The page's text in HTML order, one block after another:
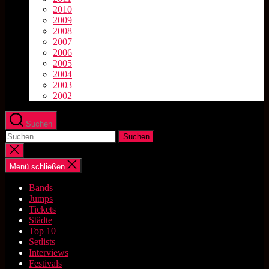
2010
2009
2008
2007
2006
2005
2004
2003
2002
Suchen
Suchen
nach:
Suche
schließen
Menü schließen
Bands
Jumps
Tickets
Städte
Top 10
Setlists
Interviews
Festivals